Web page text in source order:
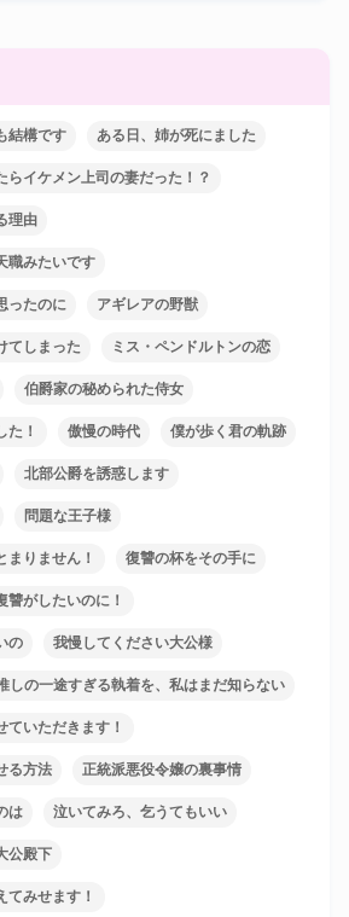
結構です ある日、姉が死にました
イケメン上司の妻だった！？
理由
職みたいです
ったのに アギレアの野獣
てしまった ミス・ペンドルトンの恋
伯爵家の秘められた侍女
た！ 傲慢の時代 僕が歩く君の軌跡
北部公爵を誘惑します
問題な王子様
まりません！ 復讐の杯をその手に
がしたいのに！
の 我慢してください大公様
しの一途すぎる執着を、私はまだ知らない
ていただきます！
る方法 正統派悪役令嬢の裏事情
は 泣いてみろ、乞うてもいい
公殿下
てみせます！